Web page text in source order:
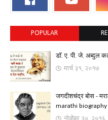
POPULAR
डॉ. ए. पी. जे. अब्दुल
मार्च ३१, २०१७
जगदीशचंद्र बोस -
marathi biography
नोव्हेंबर ३०, २०१६